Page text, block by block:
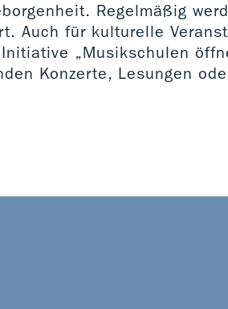
Regelmäßig
Auch für kulturelle
„Musikschulen
Konzerte, Lesungen